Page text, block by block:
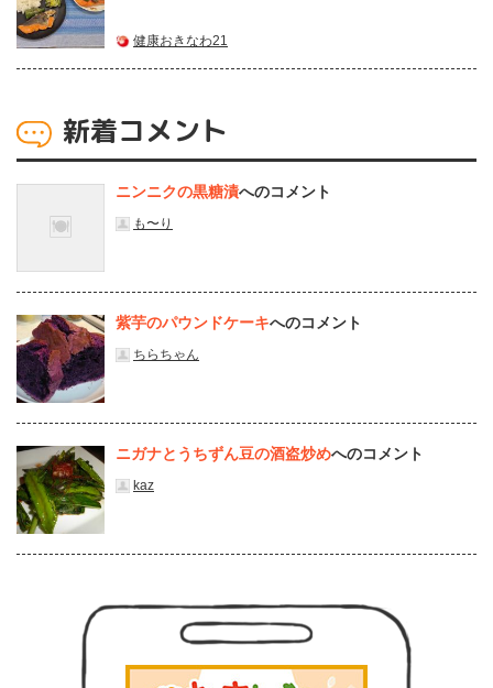
健康おきなわ21
新着コメント
ニンニクの黒糖漬へのコメント
も〜り
紫芋のパウンドケーキへのコメント
ちらちゃん
ニガナとうちずん豆の酒盗炒めへのコメント
kaz